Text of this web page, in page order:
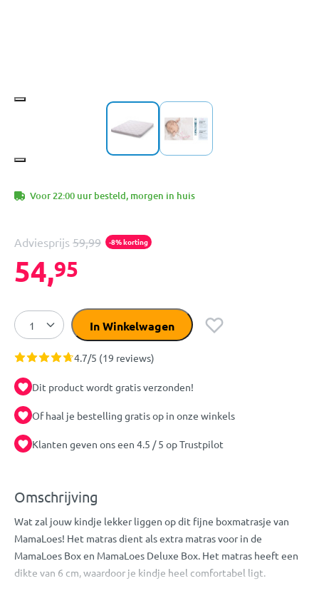
Voor 22:00 uur besteld, morgen in huis
Adviesprijs 59,99 -8% korting
54,95
In Winkelwagen
4.7/5 (19 reviews)
Dit product wordt gratis verzonden!
Of haal je bestelling gratis op in onze winkels
Klanten geven ons een 4.5 / 5 op Trustpilot
Omschrijving
Wat zal jouw kindje lekker liggen op dit fijne boxmatrasje van
MamaLoes! Het matras dient als extra matras voor in de
MamaLoes Box en MamaLoes Deluxe Box. Het matras heeft een
dikte van 6 cm, waardoor je kindje heel comfortabel ligt.